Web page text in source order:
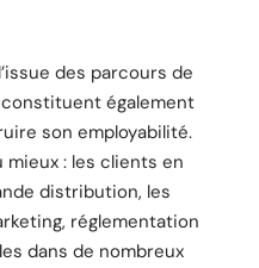
des parcours de
également
son employabilité.
: les clients en
distribution, les
réglementation
dans de nombreux